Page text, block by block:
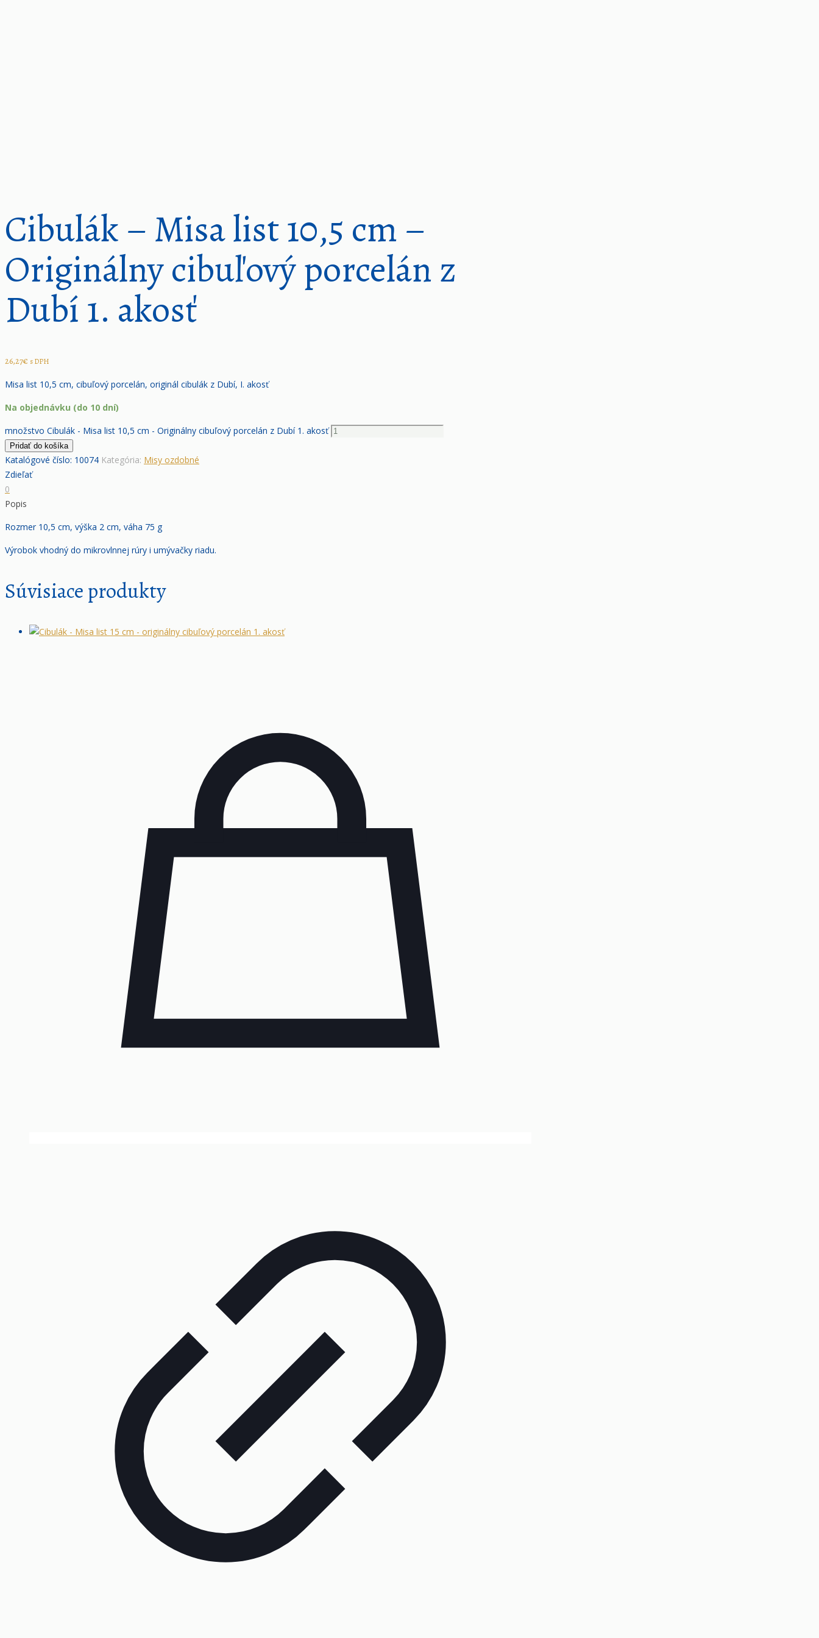
Cibulák – Misa list 10,5 cm –
Originálny cibuľový porcelán z
Dubí 1. akosť
26,27€ s DPH
Misa list 10,5 cm, cibuľový porcelán, originál cibulák z Dubí, I. akosť
Na objednávku (do 10 dní)
množstvo Cibulák - Misa list 10,5 cm - Originálny cibuľový porcelán z Dubí 1. akosť
Pridať do košíka
Katalógové číslo: 10074 Kategória: Misy ozdobné
Zdieľať
0
Popis
Rozmer 10,5 cm, výška 2 cm, váha 75 g
Výrobok vhodný do mikrovlnnej rúry i umývačky riadu.
Súvisiace produkty